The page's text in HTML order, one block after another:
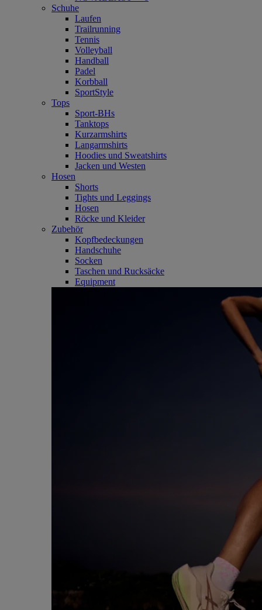
Schuhe
Laufen
Trailrunning
Tennis
Volleyball
Handball
Padel
Korbball
SportStyle
Tops
Sport-BHs
Tanktops
Kurzarmshirts
Langarmshirts
Hoodies und Sweatshirts
Jacken und Westen
Hosen
Shorts
Tights und Leggings
Hosen
Röcke und Kleider
Zubehör
Kopfbedeckungen
Handschuhe
Socken
Taschen und Rucksäcke
Equipment